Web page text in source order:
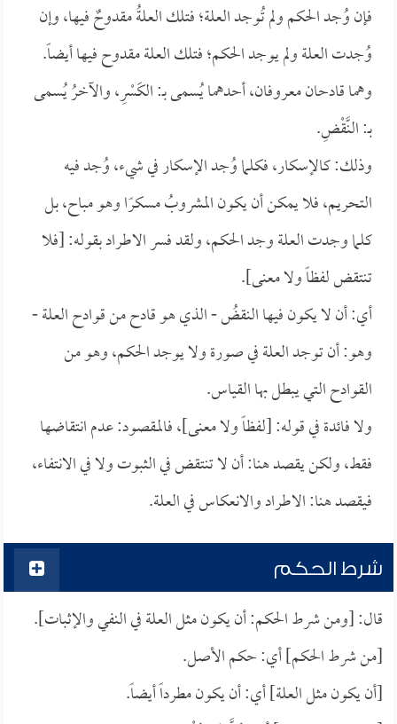
فإن وُجد الحكم ولم تُوجد العلة؛ فتلك العلةُ مقدوحٌ فيها، وإن
وُجدت العلة ولم يوجد الحكم؛ فتلك العلة مقدوح فيها أيضاً.
وهما قادحان معروفان، أحدهما يُسمى بـ: الكَسْرِ، والآخرُ يُسمى
بـ: النَّقْضِ.
وذلك: كالإسكار، فكلما وُجد الإسكار في شيء، وُجد فيه
التحريم، فلا يمكن أن يكون المشروبُ مسكرًا وهو مباح، بل
كلما وجدت العلة وجد الحكم، ولقد فسر الاطراد بقوله: [فلا
تنتقض لفظاً ولا معنى].
أي: أن لا يكون فيها النقضُ - الذي هو قادح من قوادح العلة -
وهو: أن توجد العلة في صورة ولا يوجد الحكم، وهو من
القوادح التي يبطل بها القياس.
ولا فائدة في قوله: [لفظاً ولا معنى]، فالمقصود: عدم انتقاضها
فقط، ولكن يقصد هنا: أن لا تنتقض في الثبوت ولا في الانتفاء،
فيقصد هنا: الاطراد والانعكاس في العلة.
شرط الحكم
قال: [ومن شرط الحكم: أن يكون مثل العلة في النفي والإثبات].
[من شرط الحكم] أي: حكم الأصل.
[أن يكون مثل العلة] أي: أن يكون مطرداً أيضاً.